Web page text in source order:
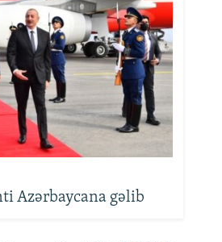
Azərbaycana gəlib